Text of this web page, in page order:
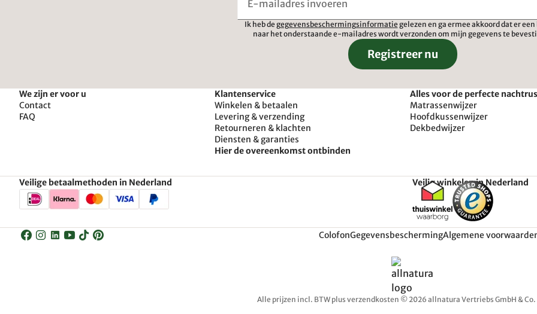
Ik heb de gegevensbeschermingsinformatie gelezen en ga ermee akkoord dat er
naar het onderstaande e-mailadres wordt verzonden om mijn gegevens te
Registreer nu
We zijn er voor u
Contact
FAQ
Klantenservice
Winkelen & betaalen
Levering & verzending
Retourneren & klachten
Diensten & garanties
Hier de overeenkomst ontbinden
Alles voor de perfecte
Matrassenwijzer
Hoofdkussenwijzer
Dekbedwijzer
Veilige betaalmethoden in Nederland Veilig winkelen in Nederland
ColofonGegevensbeschermingAlgemene
Alle prijzen incl. BTW plus verzendkosten © 2026 allnatura Vertriebs GmbH & Co.